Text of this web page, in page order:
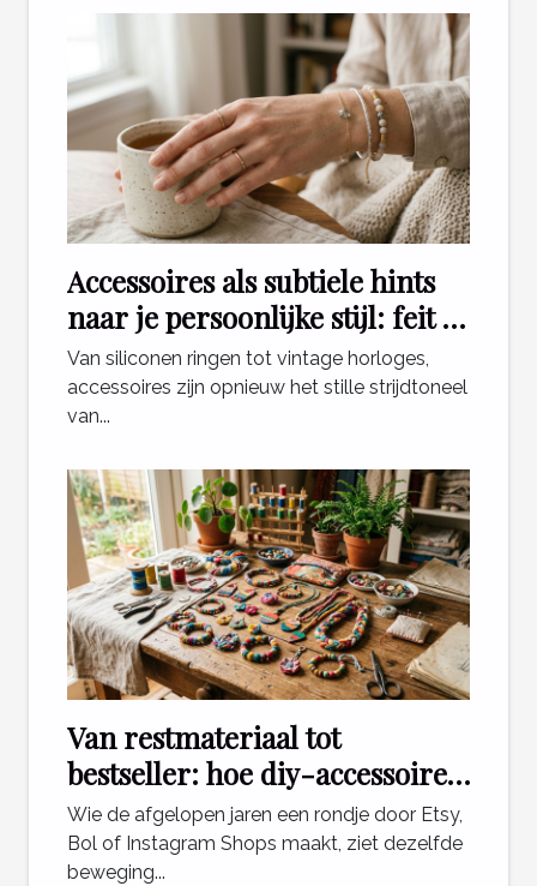
Accessoires als subtiele hints
naar je persoonlijke stijl: feit of
fabel?
Van siliconen ringen tot vintage horloges,
accessoires zijn opnieuw het stille strijdtoneel
van...
Van restmateriaal tot
bestseller: hoe diy-accessoires
de e-commerce veranderen
Wie de afgelopen jaren een rondje door Etsy,
Bol of Instagram Shops maakt, ziet dezelfde
beweging...